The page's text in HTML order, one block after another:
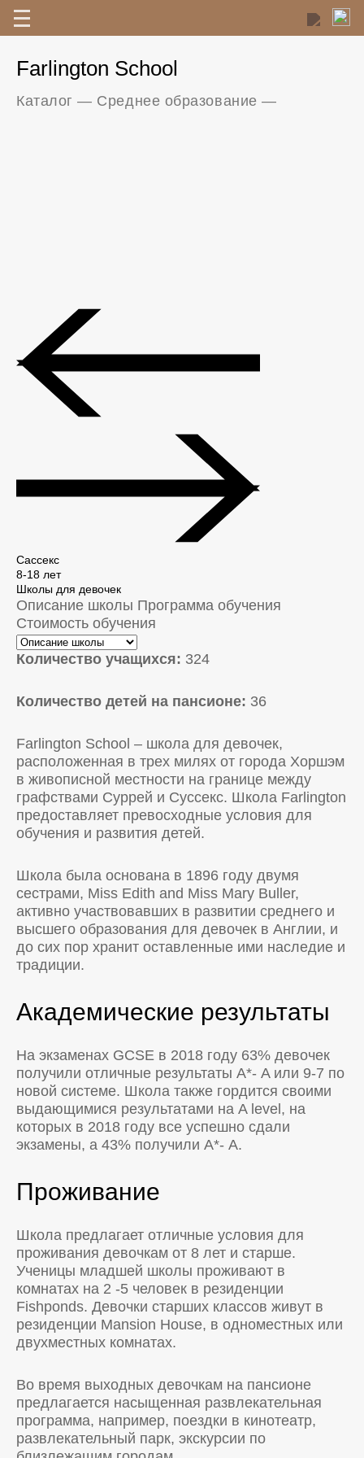
Farlington School
Каталог — Среднее образование —
Сассекс
8-18 лет
Школы для девочек
Описание школы Программа обучения
Стоимость обучения
Количество учащихся: 324
Количество детей на пансионе: 36
Farlington School – школа для девочек,
расположенная в трех милях от города Хоршэм
в живописной местности на границе между
графствами Суррей и Суссекс. Школа Farlington
предоставляет превосходные условия для
обучения и развития детей.
Школа была основана в 1896 году двумя
сестрами, Miss Edith and Miss Mary Buller,
активно участвовавших в развитии среднего и
высшего образования для девочек в Англии, и
до сих пор хранит оставленные ими наследие и
традиции.
Академические результаты
На экзаменах GCSE в 2018 году 63% девочек
получили отличные результаты А*- A или 9-7 по
новой системе. Школа также гордится своими
выдающимися результатами на A level, на
которых в 2018 году все успешно сдали
экзамены, а 43% получили А*- А.
Проживание
Школа предлагает отличные условия для
проживания девочкам от 8 лет и старше.
Ученицы младшей школы проживают в
комнатах на 2 -5 человек в резиденции
Fishponds. Девочки старших классов живут в
резиденции Mansion House, в одноместных или
двухместных комнатах.
Во время выходных девочкам на пансионе
предлагается насыщенная развлекательная
программа, например, поездки в кинотеатр,
развлекательный парк, экскурсии по